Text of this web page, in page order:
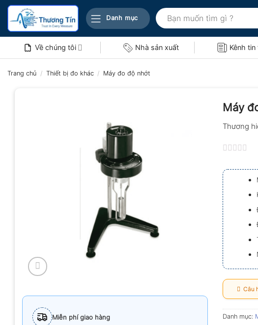
Bỏ
nội
Danh mục
Tìm
kiếm:
Về chúng tôi Nhà sản xuất Kênh
Trang chủ / Thiết bị đo khác / Máy đo độ nhớt
Miễn phí giao hàng
Máy
Thương
xếp
hạng
0.0
5
sao
Câu
Danh mục: